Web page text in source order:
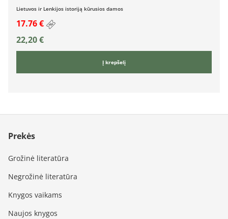
Lietuvos ir Lenkijos istoriją kūrusios damos
17.76 €
22,20€
Į krepšelį
Prekės
Grožinė literatūra
Negrožinė literatūra
Knygos vaikams
Naujos knygos